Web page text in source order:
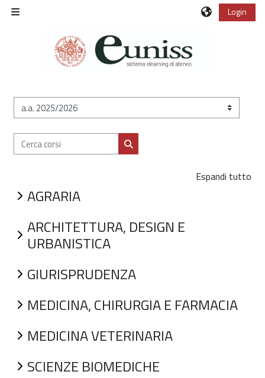
Vai al contenuto principale
Login
Categorie di corso
Cerca corsi
Cerca corsi
Espandi tutto
AGRARIA
ARCHITETTURA, DESIGN E
URBANISTICA
GIURISPRUDENZA
MEDICINA, CHIRURGIA E FARMACIA
MEDICINA VETERINARIA
SCIENZE BIOMEDICHE